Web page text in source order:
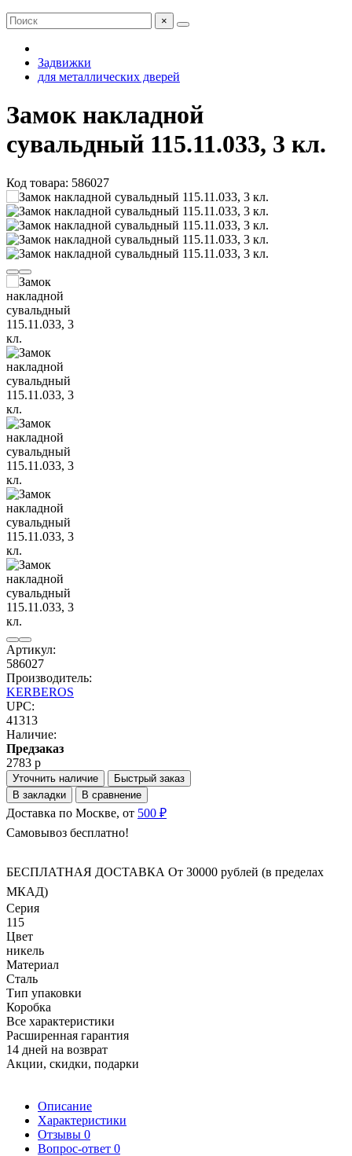
×
Задвижки
для металлических дверей
Замок накладной
сувальдный 115.11.033, 3 кл.
Код товара: 586027
Артикул:
586027
Производитель:
KERBEROS
UPC:
41313
Наличие:
Предзаказ
2783 р
Уточнить наличие
Быстрый заказ
В закладки
В сравнение
Доставка по Москве, от 500 ₽
Самовывоз бесплатно!
БЕСПЛАТНАЯ ДОСТАВКА От 30000 рублей (в пределах
МКАД)
Серия
115
Цвет
никель
Материал
Сталь
Тип упаковки
Коробка
Все характеристики
Расширенная гарантия
14 дней на возврат
Акции, скидки, подарки
Описание
Характеристики
Отзывы 0
Вопрос-ответ 0